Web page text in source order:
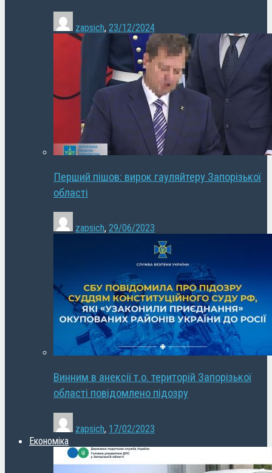
zapsich, 23/12/2024
Перший пішов: вирок гауляйтеру Запорізької
області
zapsich, 29/06/2023
Винним в анексії т.о. територій Запорізької
області повідомлено підозру
zapsich, 17/02/2023
Економіка